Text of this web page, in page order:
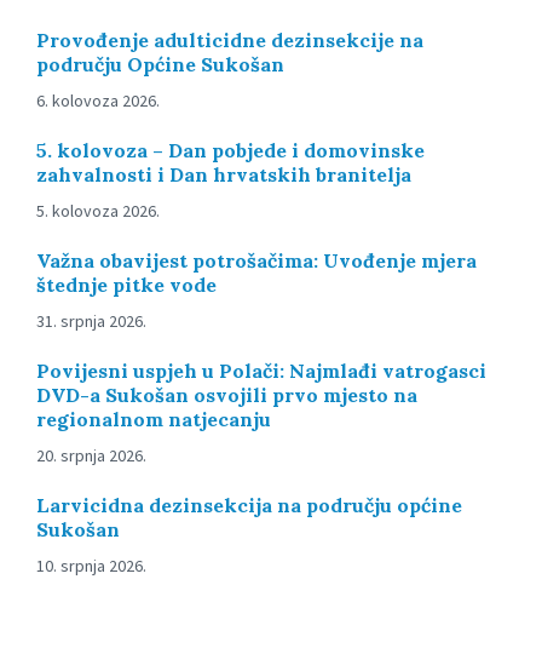
Provođenje adulticidne dezinsekcije na
području Općine Sukošan
6. kolovoza 2026.
5. kolovoza – Dan pobjede i domovinske
zahvalnosti i Dan hrvatskih branitelja
5. kolovoza 2026.
Važna obavijest potrošačima: Uvođenje mjera
štednje pitke vode
31. srpnja 2026.
Povijesni uspjeh u Polači: Najmlađi vatrogasci
DVD-a Sukošan osvojili prvo mjesto na
regionalnom natjecanju
20. srpnja 2026.
Larvicidna dezinsekcija na području općine
Sukošan
10. srpnja 2026.